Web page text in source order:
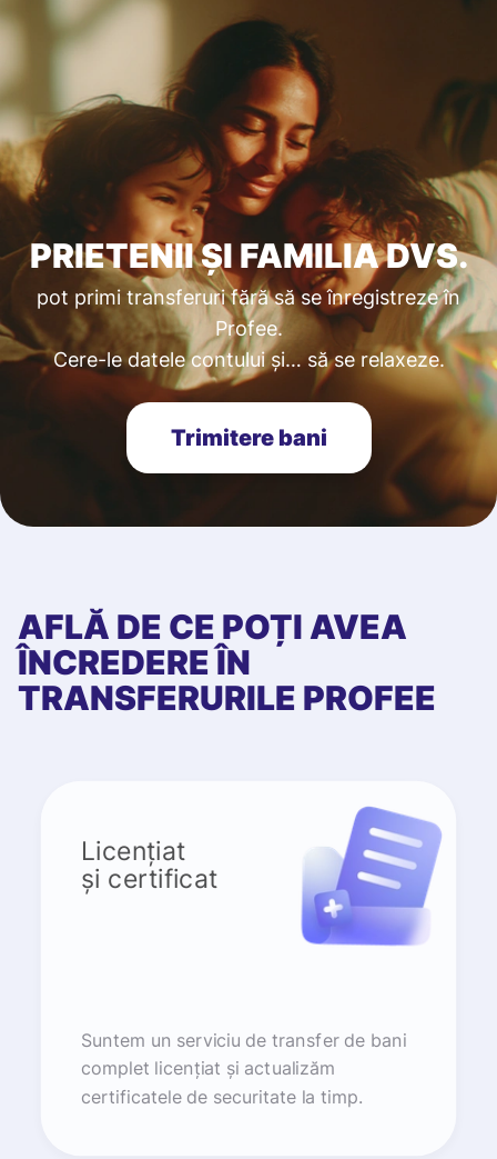
PRIETENII ȘI FAMILIA DVS.
pot primi transferuri fără să se înregistreze în
Profee.
Cere-le datele contului și… să se relaxeze.
Trimitere bani
AFLĂ DE CE POȚI AVEA
ÎNCREDERE ÎN
TRANSFERURILE PROFEE
Licențiat
și certificat
Suntem un serviciu de transfer de bani
complet licențiat și actualizăm
certificatele de securitate la timp.